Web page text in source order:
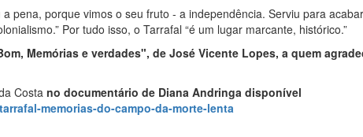
pena, porque vimos o seu fruto - a independência. Serviu para
Por tudo isso, o Tarrafal “é um lugar marcante, histórico.”
Memórias e verdades", de José Vicente Lopes, a quem
Costa no documentário de Diana Andringa disponível
memorias-do-campo-da-morte-lenta